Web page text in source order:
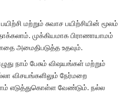
மற்றும் சுவாச பயிற்சியின் மூலம்
முக்கியமாக பிராணாயாமம்
அமைதிபடுத்த உதவும்.
நாம் பேசும் விஷயங்கள் மற்றும்
விசயங்களிலும் நேர்மறை
எடுத்துகொள்ள வேண்டும். நல்ல